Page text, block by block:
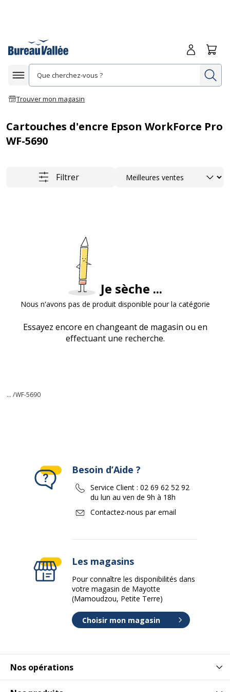
Afficher la navigation
Trouver mon magasin
Me
Cartouches d'encre Epson WorkForce Pro
WF-5690
Filtrer Trier
Je sèche ...
Nous n'avons pas de produit disponible pour la catégorie
Essayez encore en changeant de magasin ou en
effectuant une recherche.
... /WF-5690
Nos opérations
Besoin d’Aide ?
Service Client : 02 69 62 52 92
du lun au ven de 9h à 18h
Contactez-nous par email
Les magasins
Pour connaître les disponibilités dans
votre magasin de Mayotte
(Mamoudzou, Petite Terre)
Choisir mon magasin